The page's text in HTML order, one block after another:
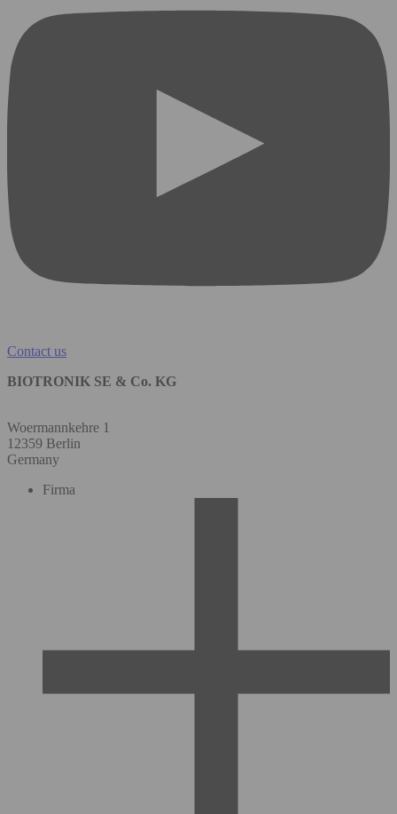
Contact us
BIOTRONIK SE & Co. KG
Woermannkehre 1
12359 Berlin
Germany
Firma